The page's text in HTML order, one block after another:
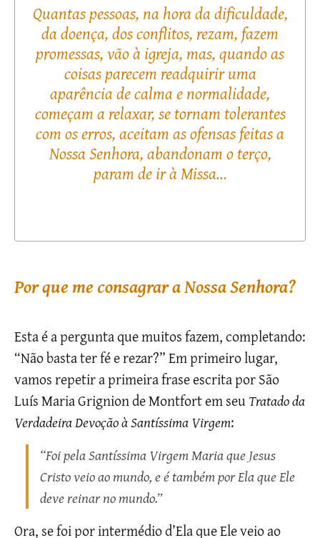
Quantas pessoas, na hora da dificuldade,
da doença, dos conflitos, rezam, fazem
promessas, vão à igreja, mas, quando as
coisas parecem readquirir uma
aparência de calma e normalidade,
começam a relaxar, se tornam tolerantes
com os erros, aceitam as ofensas feitas a
Nossa Senhora, abandonam o terço,
param de ir à Missa...
Por que me consagrar a Nossa Senhora?
Esta é a pergunta que muitos fazem, completando:
“Não basta ter fé e rezar?” Em primeiro lugar,
vamos repetir a primeira frase escrita por São
Luís Maria Grignion de Montfort em seuTratado da
Verdadeira Devoção à Santíssima Virgem:
“Foi pela Santíssima Virgem Maria que Jesus
Cristo veio ao mundo, e é também por Ela que Ele
deve reinar no mundo.”
Ora, se foi por intermédio d’Ela que Ele veio ao